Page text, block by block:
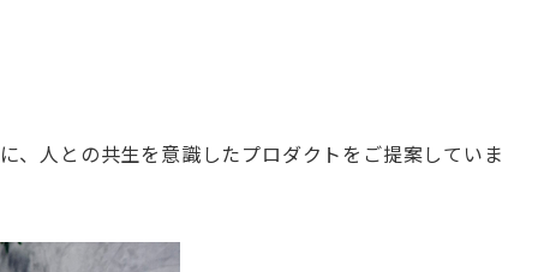
、人との共生を意識したプロダクトをご提案していま